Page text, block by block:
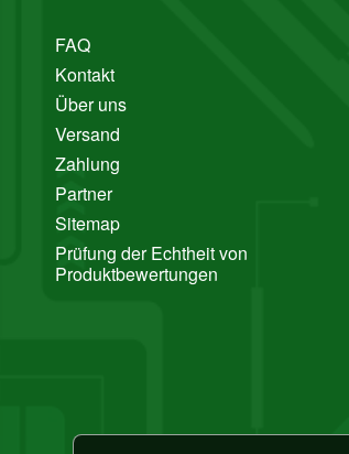
FAQ
Kontakt
Über uns
Versand
Zahlung
Partner
Sitemap
Prüfung der Echtheit von
Produktbewertungen